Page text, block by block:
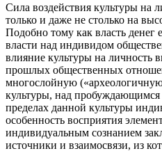
Сила воздействия культуры на
только и даже не столько на
Подобно тому как власть денег
власти над индивидом
влияние культуры на личность
прошлых общественных
многослойную
культуры, над
пределах данной культуры
особенность восприятия
индивидуальным сознанием
источники и взаимосвязи, из